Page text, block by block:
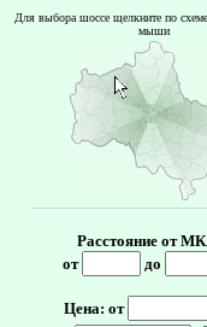
Для выбора шоссе щелкните по
мыши
Расстояние от
от
до
Цена: от